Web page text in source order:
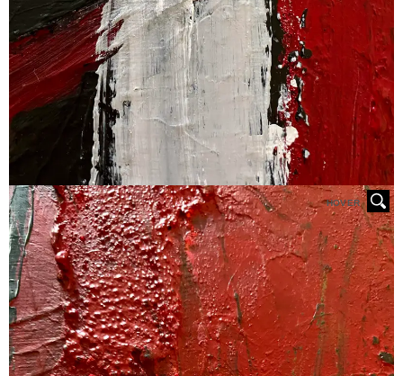
HOVER